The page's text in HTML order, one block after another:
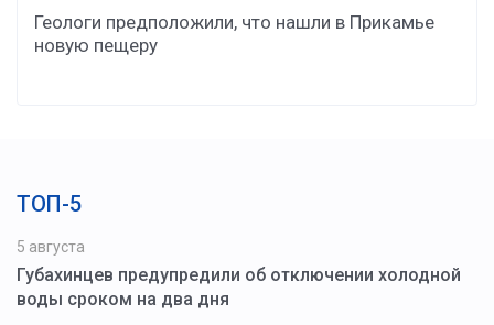
Геологи предположили, что нашли в Прикамье
новую пещеру
ТОП-5
5 августа
Губахинцев предупредили об отключении холодной
воды сроком на два дня